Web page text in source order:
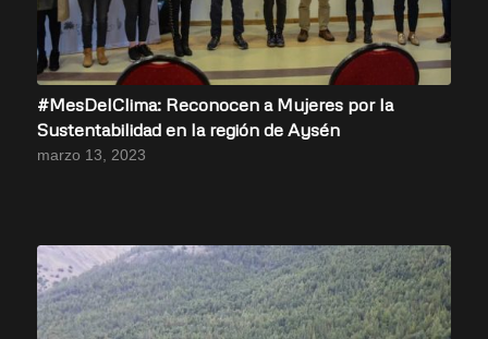
#MesDelClima: Reconocen a Mujeres por la
Sustentabilidad en la región de Aysén
marzo 13, 2023